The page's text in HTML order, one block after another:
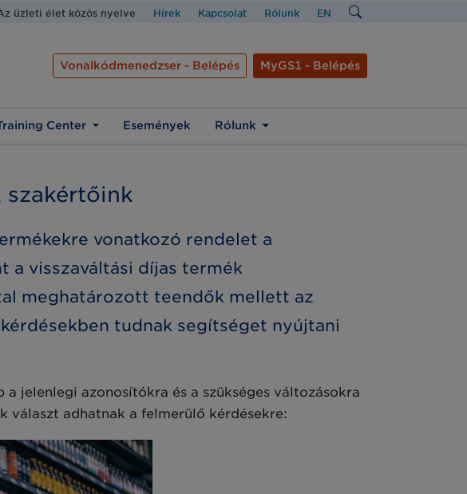
üzleti élet közös nyelve Hírek Kapcsolat Rólunk EN
Vonalkódmenedzser - Belépés MyGS1 - Belépés
Center Események Rólunk
szakértőink
vonatkozó rendelet a
a visszaváltási díjas termék
meghatározott teendők mellett az
tudnak segítséget nyújtani
jelenlegi azonosítókra és a szükséges változásokra
adhatnak a felmerülő kérdésekre: